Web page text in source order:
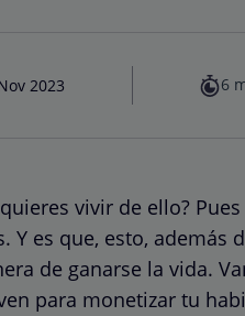
2023 6
vivir de ello?
Y es que, esto, además
de ganarse la vida.
para monetizar tu